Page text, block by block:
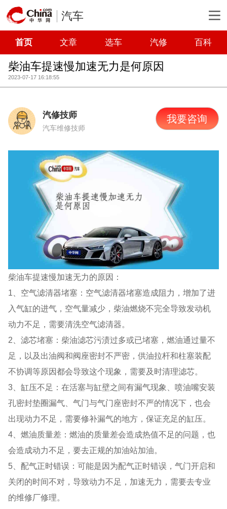
汽车
首页 文章 选车 汽修 百科
柴油车提速慢加速无力是何原因
2023-07-17 16:18:55
汽修技师
汽车维修技师
我要咨询
柴油车提速慢加速无力的原因：
1、空气滤清器堵塞：空气滤清器堵塞造成阻力，增加了进
入气缸的进气，空气量减少，柴油燃烧不完全导致发动机
动力不足，需要清洗空气滤清器。
2、滤芯堵塞：柴油滤芯污渍过多或已堵塞，燃油通过量不
足，以及出油阀和阀座密封不严密，供油拉杆和柱塞装配
不协调等原因都会导致这个现象，需要及时清理滤芯。
3、缸压不足：在活塞与缸壁之间有漏气现象、喷油嘴安装
孔密封垫圈漏气、气门与气门座密封不严的情况下，也会
出现动力不足，需要修补漏气的地方，保证充足的缸压。
4、燃油质量差：燃油的质量差会造成热值不足的问题，也
会造成动力不足，要去正规的加油站加油。
5、配气正时错误：可能是因为配气正时错误，气门开启和
关闭的时间不对，导致动力不足，加速无力，需要去专业
的维修厂修理。